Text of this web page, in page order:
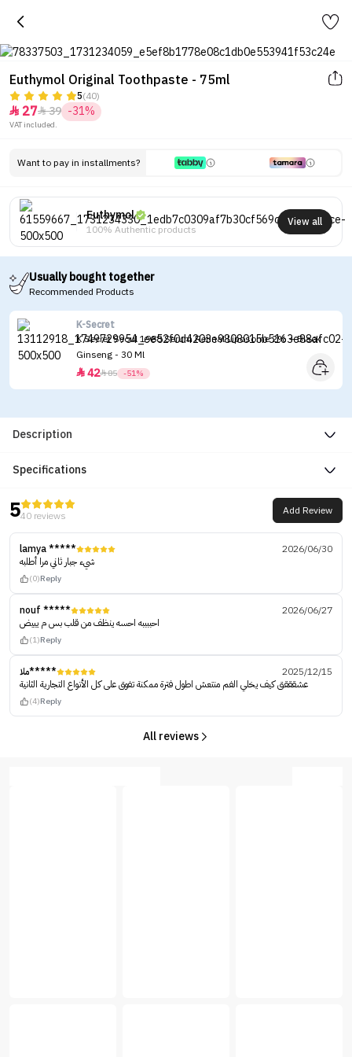
Euthymol Original Toothpaste - 75ml
5(40)
 2739 -31%
VAT included.
Want to pay in installments?
Euthymol
100% Authentic products
View all
Usually bought together
Recommended Products
K-Secret
K Secret Seoul 1988 Serum Retinal Liposome 2% + Black
Ginseng - 30 Ml
4285 -51%
Description
Specifications
540 reviews Add Review
lamya *****
2026/06/30
شيء جبار ثاني مرا أطلبه
(0)Reply
nouf *****
2026/06/27
احببببه احسه ينظف من قلب بس م يبيض
(1)Reply
ملا*****
2025/12/15
عشقققق كيف يخلي الفم منتعش اطول فترة ممكنة تفوق على كل الأنواع التجارية الثانية
(4)Reply
All reviews